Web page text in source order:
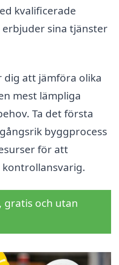
kvalificerade
sina tjänster
dig att jämföra olika
mest lämpliga
Ta det första
byggprocess
för att
gratis och utan